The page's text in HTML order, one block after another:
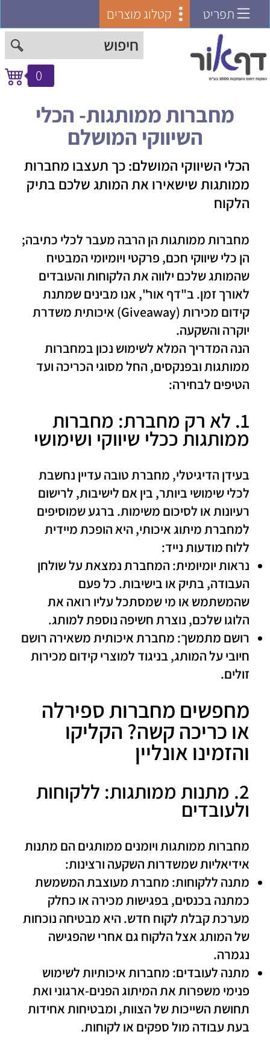
תפריט קטלוג מוצרים
0
מחברות ממותגות- הכלי
השיווקי המושלם
הכלי השיווקי המושלם: כך תעצבו מחברות
ממותגות שישאירו את המותג שלכם בתיק
הלקוח
מחברות ממותגותהן הרבה מעבר לכלי כתיבה;
הן כלי שיווקי חכם, פרקטי ויומיומי המבטיח
שהמותג שלכם ילווה את הלקוחות והעובדים
לאורך זמן. ב"דף אור", אנו מבינים שמתנת
קידום מכירות (Giveaway) איכותית משדרת
יוקרה והשקעה.
הנה המדריך המלא לשימוש נכון במחברות
ממותגות ובפנקסים, החל מסוגי הכריכה ועד
הטיפים לבחירה:
1. לא רק מחברת: מחברות
ממותגות ככלי שיווקי ושימושי
בעידן הדיגיטלי, מחברת טובה עדיין נחשבת
לכלי שימושי ביותר, בין אם לישיבות, לרישום
רעיונות או לסיכום משימות. ברגע שמוסיפים
למחברת מיתוג איכותי, היא הופכת מיידית
ללוח מודעות נייד:
נראות יומיומית: המחברת נמצאת על שולחן
העבודה, בתיק או בישיבות. כל פעם
שהמשתמש או מי שמסתכל עליו רואה את
הלוגו שלכם, נוצרת חשיפה נוספת למותג.
רושם מתמשך: מחברת איכותית משאירה רושם
חיובי על המותג, בניגוד למוצרי קידום מכירות
זולים.
מחפשים מחברות ספירלה
או כריכה קשה? הקליקו
והזמינו אונליין
2. מתנות ממותגות: ללקוחות
ולעובדים
מחברות ממותגותויומנים ממותגים הם מתנות
אידיאליות שמשדרות השקעה ורצינות:
מתנה ללקוחות: מחברת מעוצבת המשמשת
כמתנה בכנסים, בפגישות מכירה או כחלק
מערכת קבלת לקוח חדש. היא מבטיחה נוכחות
של המותג אצל הלקוח גם אחרי שהפגישה
נגמרה.
מתנה לעובדים: מחברות איכותיות לשימוש
פנימי משפרות את המיתוג הפנים-ארגוני ואת
תחושת השייכות של הצוות, ומבטיחות אחידות
בעת עבודה מול ספקים או לקוחות.